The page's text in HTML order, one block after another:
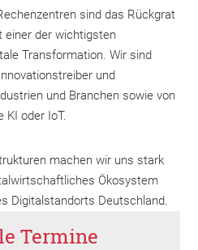
sind das Rückgrat
einer der wichtigsten
Transformation. Wir sind
und
und Branchen sowie von
KI oder IoT.
machen wir uns stark
Ökosystem
Digitalstandorts Deutschland.
Termine